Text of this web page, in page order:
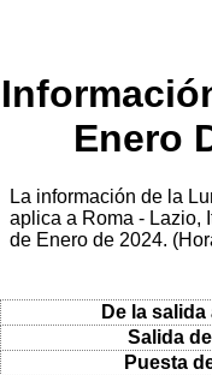
Enero
La información de la
aplica a Roma - Lazio,
de Enero de 2024.
De la
Salida
Puesta